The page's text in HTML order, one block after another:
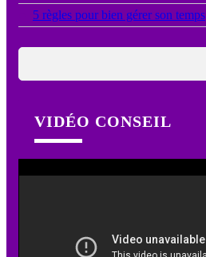
5 règles pour bien gérer son temps
VIDÉO CONSEIL